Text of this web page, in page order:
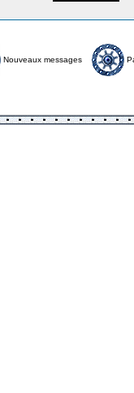
Nouveaux messages